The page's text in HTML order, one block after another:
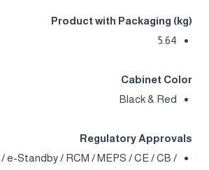
Product with Packaging (kg)
5.64
Cabinet Color
Black & Red
Regulatory Approvals
/ e-Standby / RCM / MEPS / CE / CB /